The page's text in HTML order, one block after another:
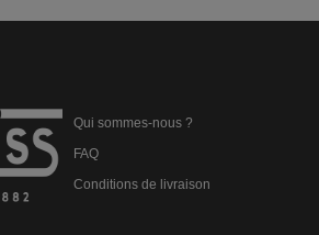
Qui sommes-nous ?
FAQ
Conditions de livraison